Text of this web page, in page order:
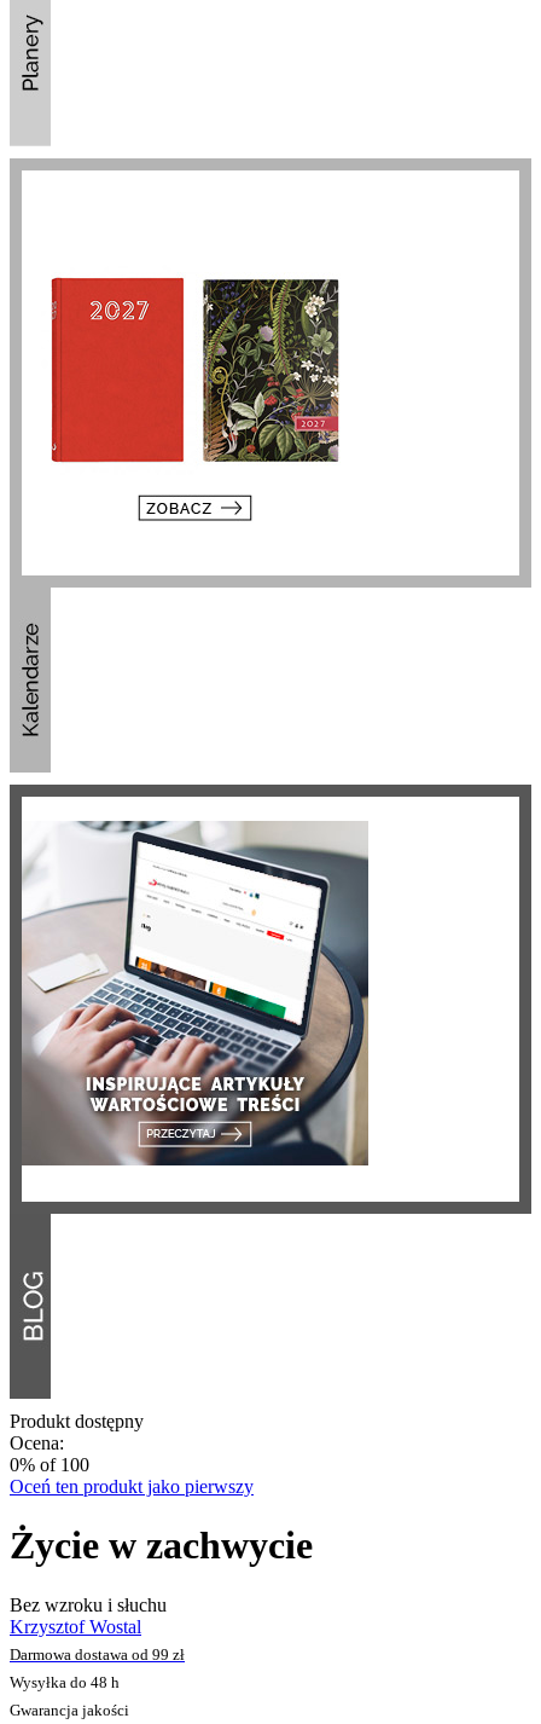
Produkt dostępny
Ocena:
0% of 100
Oceń ten produkt jako pierwszy
Życie w zachwycie
Bez wzroku i słuchu
Krzysztof Wostal
Darmowa dostawa od 99 zł
Wysyłka do 48 h
Gwarancja jakości